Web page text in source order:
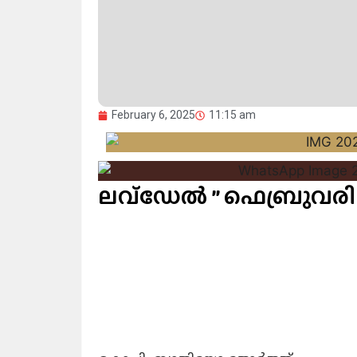
February 6, 2025 11:15 am
ലവ്ഡേൽ ” ഫെബ്രുവരി